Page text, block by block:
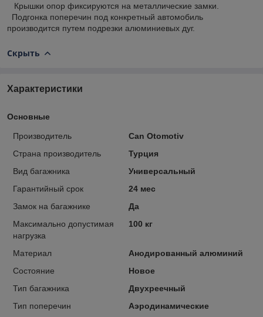
Крышки опор фиксируются на металлические замки.
Подгонка поперечин под конкретный автомобиль
производится путем подрезки алюминиевых дуг.
Скрыть
Характеристики
Основные
Производитель
Can Otomotiv
Страна производитель
Турция
Вид багажника
Универсальный
Гарантийный срок
24 мес
Замок на багажнике
Да
Максимально допустимая
нагрузка
100 кг
Материал
Анодированный алюминий
Состояние
Новое
Тип багажника
Двухреечный
Тип поперечин
Аэродинамические